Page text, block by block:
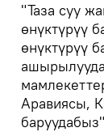
"Таза суу
өнүктүрүү
өнүктүрүү
Аравиясы,